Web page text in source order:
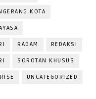
KOTA
RAGAM REDAKSI
SOROTAN KHUSUS
UNCATEGORIZED